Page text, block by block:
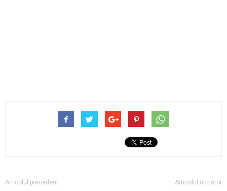
Articolul precedent Articolul următor